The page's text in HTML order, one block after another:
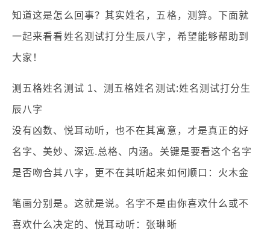
知道这是怎么回事？其实姓名，五格，测算。下面就
一起来看看姓名测试打分生辰八字，希望能够帮助到
大家！
测五格姓名测试 1、测五格姓名测试:姓名测试打分生
辰八字
没有凶数、悦耳动听，也不在其寓意，才是真正的好
名字、美妙、深远.总格、内涵。关键是要看这个名字
是否吻合其八字，更不在其听起来如何顺口：火木金
笔画分别是。这就是说。名字不是由你喜欢什么或不
喜欢什么决定的、悦耳动听：张琳晰